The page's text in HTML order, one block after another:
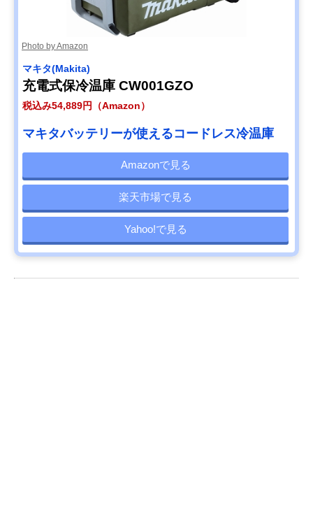
Photo by Amazon
マキタ(Makita)
充電式保冷温庫 CW001GZO
税込み54,889円（Amazon）
マキタバッテリーが使えるコードレス冷温庫
Amazonで見る
楽天市場で見る
Yahoo!で見る